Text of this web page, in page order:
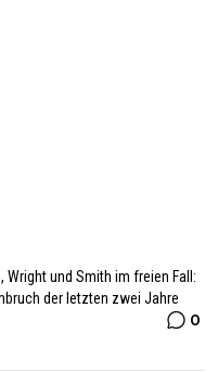
Wright und Smith im freien Fall:
der letzten zwei Jahre
0